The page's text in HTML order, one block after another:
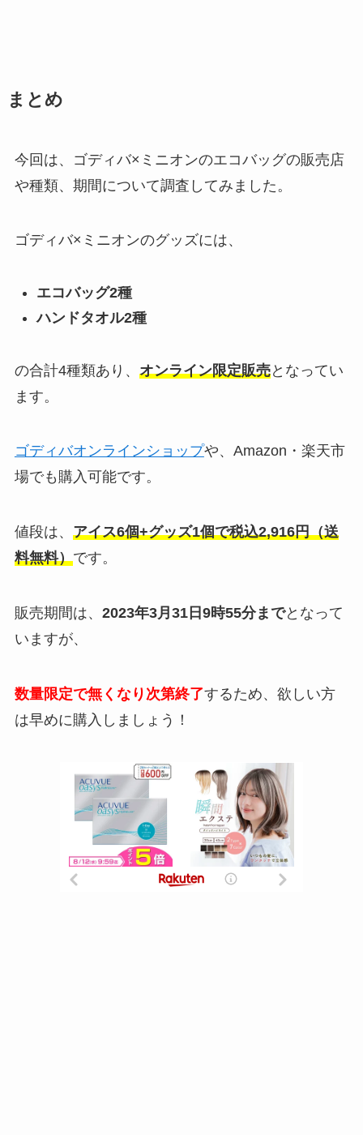
まとめ
今回は、ゴディバ×ミニオンのエコバッグの販売店
や種類、期間について調査してみました。
ゴディバ×ミニオンのグッズには、
エコバッグ2種
ハンドタオル2種
の合計4種類あり、 オンライン限定販売となってい
ます。
ゴディバオンラインショップや、Amazon・楽天市
場でも購入可能です。
値段は、 アイス6個+グッズ1個で税込2,916円（送
料無料）です。
販売期間は、 2023年3月31日9時55分までとなって
いますが、
数量限定で無くなり次第終了するため、欲しい方
は早めに購入しましょう！